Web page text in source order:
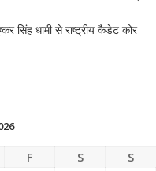
सिंह धामी से राष्ट्रीय कैडेट कोर
F S
S